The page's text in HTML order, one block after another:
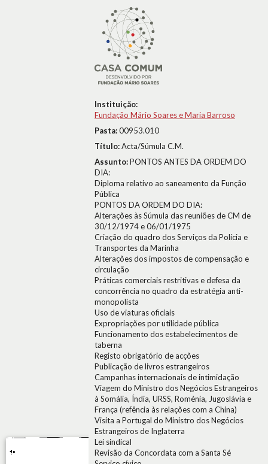
Instituição:
Fundação Mário Soares e Maria Barroso
Pasta:00953.010
Título:Acta/Súmula C.M.
Assunto:PONTOS ANTES DA ORDEM DO
DIA:
Diploma relativo ao saneamento da Função
Pública
PONTOS DA ORDEM DO DIA:
Alterações às Súmula das reuniões de CM de
30/12/1974 e 06/01/1975
Criação do quadro dos Serviços da Polícia e
Transportes da Marinha
Alterações dos impostos de compensação e
circulação
Práticas comerciais restritivas e defesa da
concorrência no quadro da estratégia anti-
monopolista
Uso de viaturas oficiais
Expropriações por utilidade pública
Funcionamento dos estabelecimentos de
taberna
Registo obrigatório de acções
Publicação de livros estrangeiros
Campanhas internacionais de intimidação
Viagem do Ministro dos Negócios Estrangeiros
à Somália, Índia, URSS, Roménia, Jugoslávia e
França (refência às relações com a China)
Visita a Portugal do Ministro dos Negócios
Estrangeiros de Inglaterra
Lei sindical
Revisão da Concordata com a Santa Sé